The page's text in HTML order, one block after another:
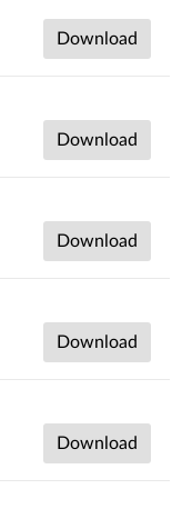
Download
Download
Download
Download
Download